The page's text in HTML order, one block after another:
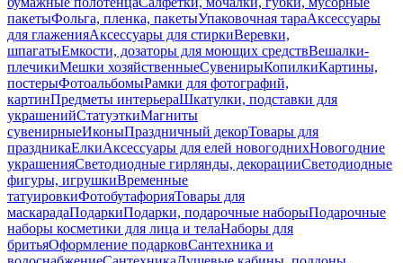
пакетыФольга, пленка, пакетыУпаковочная тараАксессуары
для глаженияАксессуары для стиркиВеревки,
шпагатыЕмкости, дозаторы для моющих средствВешалки-
плечикиМешки хозяйственныеСувенирыКопилкиКартины,
постерыФотоальбомыРамки для фотографий,
картинПредметы интерьераШкатулки, подставки для
украшенийСтатуэткиМагниты
сувенирныеИконыПраздничный декорТовары для
праздникаЕлкиАксессуары для елей новогоднихНовогодние
украшенияСветодиодные гирлянды, декорацииСветодиодные
фигуры, игрушкиВременные
татуировкиФотобутафорияТовары для
маскарадаПодаркиПодарки, подарочные наборыПодарочные
наборы косметики для лица и телаНаборы для
бритьяОформление подарковСантехника и